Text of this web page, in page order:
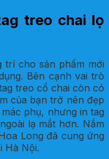
treo chai lọ
cho sản phẩm mới
Bên cạnh vai trò
treo cổ chai còn có
của bạn trở nên đẹp
phụ, nhưng in tag
lạ mắt hơn. Nắm
Long đã cung ứng
Hà Nội.